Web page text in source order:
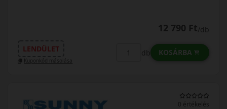
12 790 Ft/db
LENDÜLET
Kuponkód másolása
db KOSÁRBA
0 értékelés